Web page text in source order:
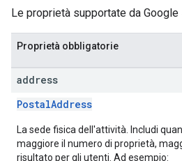
Le proprietà supportate da
Proprietà obbligatorie
address
PostalAddress
La sede fisica dell'attività. Includi
maggiore il numero di proprietà,
risultato per gli utenti. Ad esempio: